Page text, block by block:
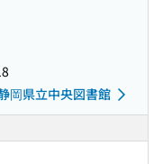
岡県立中央図書館